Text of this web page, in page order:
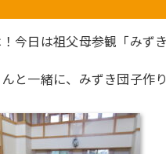
今日は祖父母参観「みず
と一緒に、みずき団子作